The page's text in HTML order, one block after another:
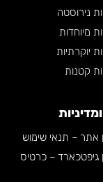
נירוסטה
מיוחדות
יוקרתיות
קטנות
אתר – תנאי שימוש
גיפטכארד – כרטיס